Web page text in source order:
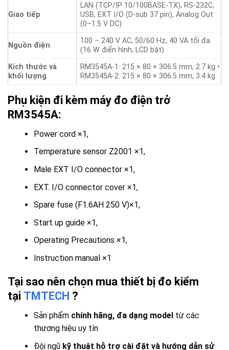
Giao tiếp
LAN (TCP/IP 10/100BASE-TX), RS-232C,
USB, EXT I/O (D-sub 37 pin), Analog Out
(0–1.5 V DC)
Nguồn điện
100 – 240 V AC, 50/60 Hz, 40 VA tối đa
(16 W điển hình, LCD bật)
Kích thước và
khối lượng
RM3545A-1: 215 × 80 × 306.5 mm, 2.7 kg •
RM3545A-2: 215 × 80 × 306.5 mm, 3.4 kg
Phụ kiện đi kèm máy đo điện trở
RM3545A:
Power cord ×1,
Temperature sensor Z2001 ×1,
Male EXT I/O connector ×1,
EXT. I/O connector cover ×1,
Spare fuse (F1.6AH 250 V)×1,
Start up guide ×1,
Operating Precautions ×1,
Instruction manual ×1
Tại sao nên chọn mua thiết bị đo kiểm
tại TMTECH ?
Sản phẩm chính hãng, đa dạng modeltừ các
thương hiệu uy tín
Đội ngũ kỹ thuật hỗ trợ cài đặt và hướng dẫn sử